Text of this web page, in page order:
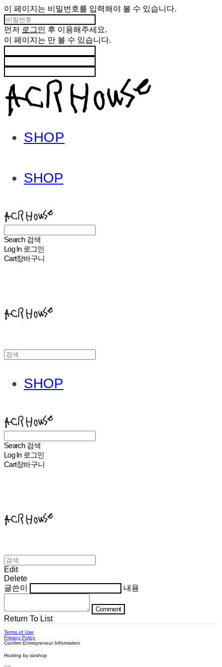
이 페이지는 비밀번호를 입력해야 볼 수 있습니다.
먼저 로그인 후 이용해주세요.
이 페이지는 만 볼 수 있습니다.
SHOP
SHOP
Search 검색
Log In 로그인
Cart장바구니
SHOP
Search 검색
Log In 로그인
Cart장바구니
Edit
Delete
글쓴이
내용
Comment
Return To List
Terms of Use
Privacy Policy
Confirm Entrepreneur Information
Hosting by sixshop